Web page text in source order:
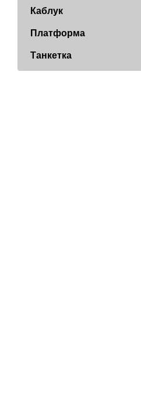
Каблук
Платформа
Танкетка